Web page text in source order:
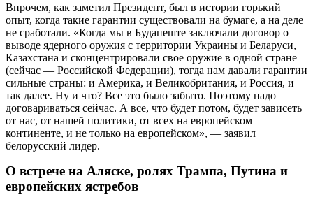
Впрочем, как заметил Президент, был в истории горький
опыт, когда такие гарантии существовали на бумаге, а на деле
не сработали. «Когда мы в Будапеште заключали договор о
выводе ядерного оружия с территории Украины и Беларуси,
Казахстана и сконцентрировали свое оружие в одной стране
(сейчас — Российской Федерации), тогда нам давали гарантии
сильные страны: и Америка, и Великобритания, и Россия, и
так далее. Ну и что? Все это было забыто. Поэтому надо
договариваться сейчас. А все, что будет потом, будет зависеть
от нас, от нашей политики, от всех на европейском
континенте, и не только на европейском», — заявил
белорусский лидер.
О встрече на Аляске, ролях Трампа, Путина и
европейских ястребов